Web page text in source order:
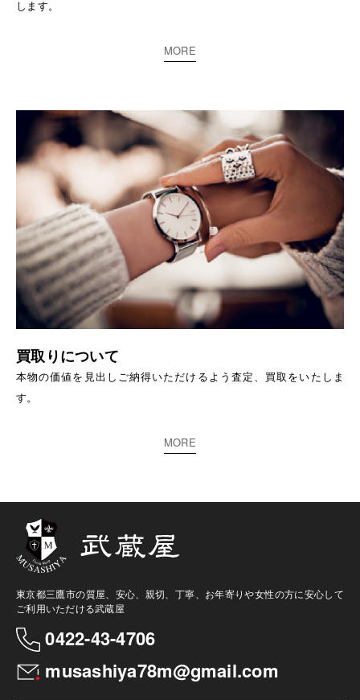
します。
MORE
買取りについて
本物の価値を見出しご納得いただけるよう査定、買取をいたしま
す。
MORE
東京都三鷹市の質屋、安心、親切、丁寧、お年寄りや女性の方に安心して
ご利用いただける武蔵屋
0422-43-4706
musashiya78m@gmail.com